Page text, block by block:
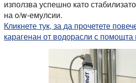
използва успешно като
на o/w-емулсии.
Кликнете тук, за да прочетете
карагенан от водорасли с помощта